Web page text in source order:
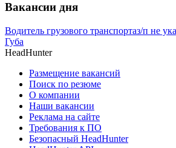
Вакансии дня
Водитель грузового транспортаз/п не
Губа
HeadHunter
Размещение вакансий
Поиск по резюме
О компании
Наши вакансии
Реклама на сайте
Требования к ПО
Безопасный HeadHunter